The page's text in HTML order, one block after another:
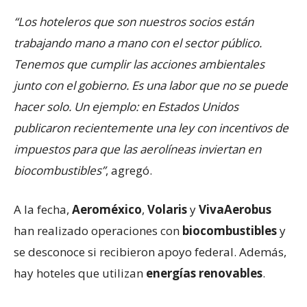
“Los hoteleros que son nuestros socios están
trabajando mano a mano con el sector público.
Tenemos que cumplir las acciones ambientales
junto con el gobierno. Es una labor que no se puede
hacer solo. Un ejemplo: en Estados Unidos
publicaron recientemente una ley con incentivos de
impuestos para que las aerolíneas inviertan en
biocombustibles”, agregó.
A la fecha, Aeroméxico, VolarisyVivaAerobus
han realizado operaciones con biocombustiblesy
se desconoce si recibieron apoyo federal. Además,
hay hoteles que utilizan energías renovables.